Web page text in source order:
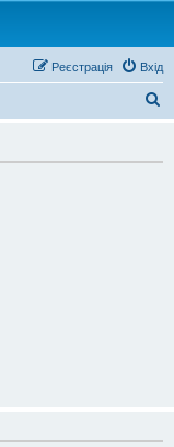
Вхід
Реєстрація